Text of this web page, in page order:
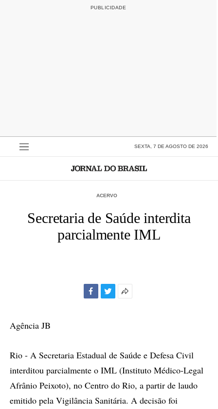
SEXTA, 7 DE AGOSTO DE 2026
ACERVO
Secretaria de Saúde interdita
parcialmente IML
Agência JB
Rio - A Secretaria Estadual de Saúde e Defesa Civil
interditou parcialmente o IML (Instituto Médico-Legal
Afrânio Peixoto), no Centro do Rio, a partir de laudo
emitido pela Vigilância Sanitária. A decisão foi